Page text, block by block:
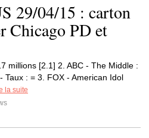
29/04/15 : carton
Chicago PD et
millions [2.1] 2. ABC - The Middle :
Taux : = 3. FOX - American Idol
la suite